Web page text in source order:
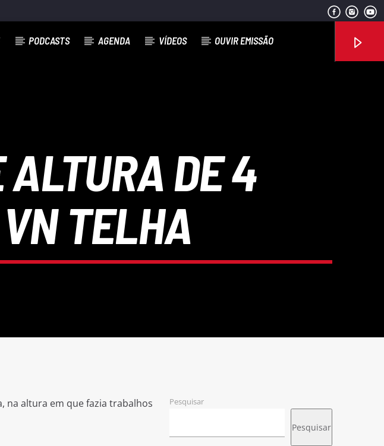
PODCASTS AGENDA VÍDEOS OUVIR EMISSÃO
ALTURA DE 4
TELHA
na altura em que fazia trabalhos
Pesquisar
Pesquisar